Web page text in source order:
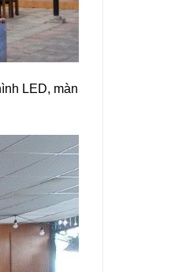
LED, màn